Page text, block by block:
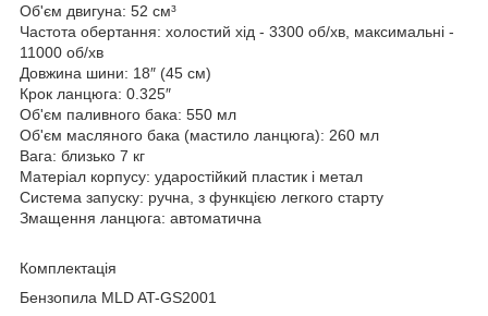
Об'єм двигуна: 52 см³
Частота обертання: холостий хід - 3300 об/хв, максимальні -
11000 об/хв
Довжина шини: 18″ (45 см)
Крок ланцюга: 0.325″
Об'єм паливного бака: 550 мл
Об'єм масляного бака (мастило ланцюга): 260 мл
Вага: близько 7 кг
Матеріал корпусу: ударостійкий пластик і метал
Система запуску: ручна, з функцією легкого старту
Змащення ланцюга: автоматична
Комплектація
Бензопила MLD AT-GS2001